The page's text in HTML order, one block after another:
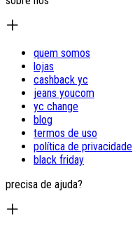
quem somos
lojas
cashback yc
jeans youcom
yc change
blog
termos de uso
política de privacidade
black friday
precisa de ajuda?